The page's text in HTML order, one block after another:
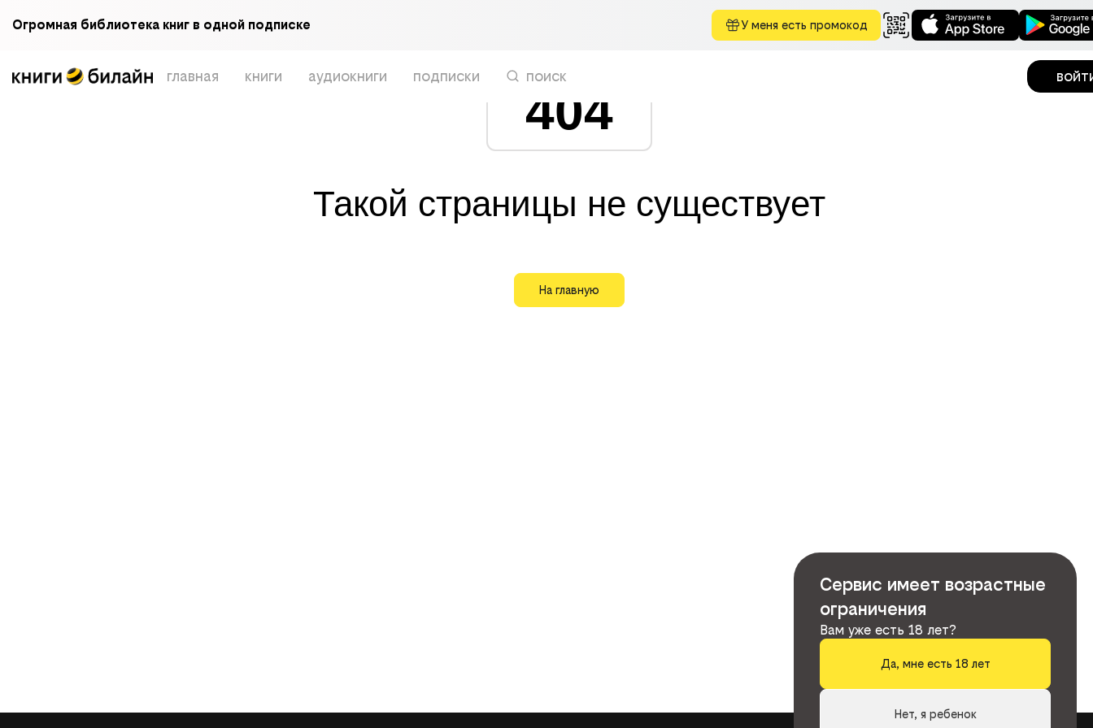
Огромная библиотека книг в одной подписке У меня есть промокод
главная книги аудиокниги подписки поиск
404
Такой страницы не существует
На главную
Сервис имеет возрастные
ограничения
Вам уже есть 18 лет?
Да, мне есть 18 лет
Нет, я ребенок